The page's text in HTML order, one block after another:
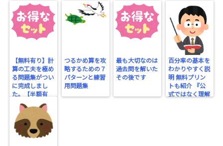
【無料有り】計
算の工夫を極め
る問題集がつい
に完成しまし
た。【半額有
り】
つるかめ算を攻
略するための７
パターンと練習
用問題集
最も大切なのは
過去問を解いた
その後です
百分率の基本を
わかりやすく説
明 無料プリン
トも紹介 『公
式ではなく理解